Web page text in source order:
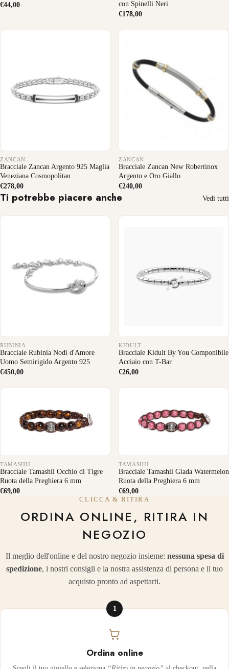
€44,00 con Spinelli Neri
€178,00
ZANCAN
Bracciale Zancan Argento 925 Maglia
Veneziana Cosmopolitan
€278,00
ZANCAN
Bracciale Zancan New Robertinox
Argento e Oro Giallo
€240,00
Ti potrebbe piacere anche Vedi tutti
RUBINIA
Bracciale Rubinia Nodi d'Amore
Uomo Semirigido Argento 925
€450,00
KIDULT
Bracciale Kidult By You Componibile
Acciaio con T-Bar
€26,00
TAMASHII
Bracciale Tamashii Occhio di Tigre
Ruota della Preghiera 6 mm
€69,00
TAMASHII
Bracciale Tamashii Giada Watermelon
Ruota della Preghiera 6 mm
€69,00
CLICCA & RITIRA
ORDINA ONLINE, RITIRA IN
NEGOZIO
Il meglio dell'online e del nostro negozio insieme: nessuna spesa di
spedizione, i nostri consigli e la nostra assistenza di persona e il tuo
acquisto pronto ad aspettarti.
1
Ordina online